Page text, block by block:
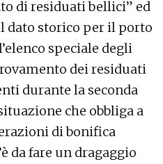
di residuati bellici” ed
dato storico per il porto
speciale degli
dei residuati
durante la seconda
che obbliga a
di bonifica
da fare un dragaggio